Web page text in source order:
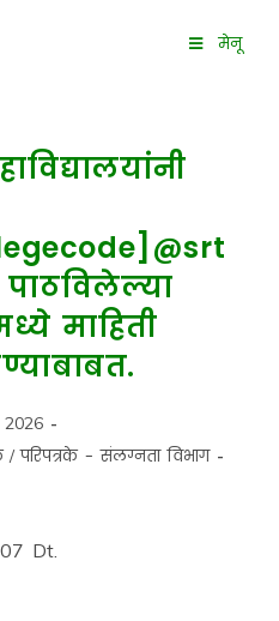
मेनू
माहिती
2026
/ परिपत्रके - संलग्नता विभाग
Dt.